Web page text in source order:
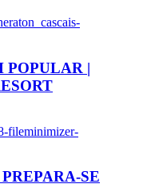
POPULAR |
fileminimizer-
SE